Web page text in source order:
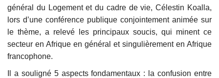
général du Logement et du cadre de vie, Célestin Koalla,
lors d’une conférence publique conjointement animée sur
le thème, a relevé les principaux soucis, qui minent ce
secteur en Afrique en général et singulièrement en Afrique
francophone.
Il a souligné 5 aspects fondamentaux : la confusion entre